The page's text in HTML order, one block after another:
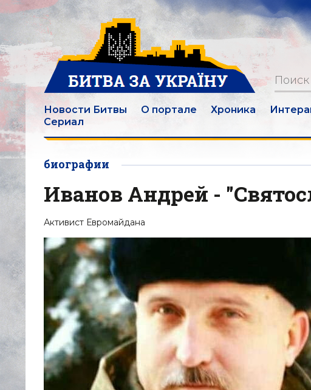
Новости Битвы О портале Хроника
Сериал
биографии
Иванов Андрей -
Активист Евромайдана